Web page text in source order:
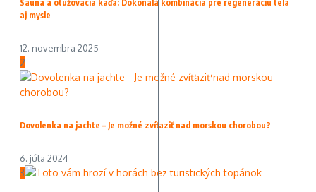
Sauna a otužovacia kaďa: Dokonalá kombinácia pre regeneráciu tela
aj mysle
12. novembra 2025
2
Dovolenka na jachte – Je možné zvíťaziť nad morskou chorobou?
6. júla 2024
3